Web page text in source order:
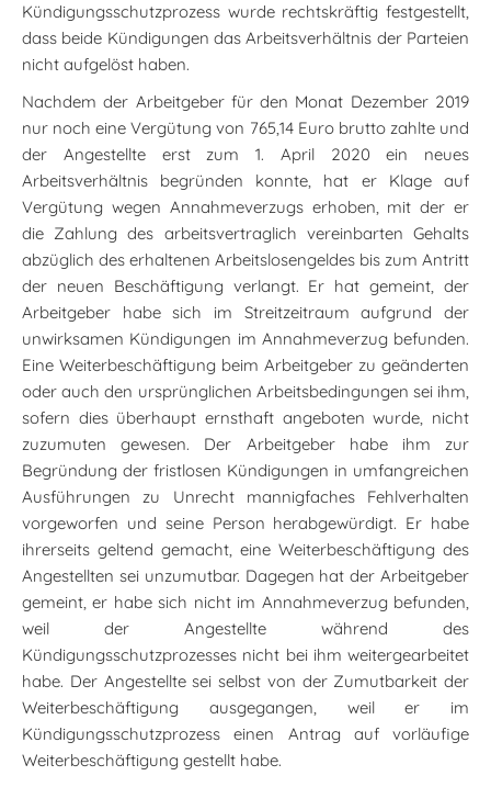
Kündigungsschutzprozess wurde rechtskräftig festgestellt,
dass beide Kündigungen das Arbeitsverhältnis der Parteien
nicht aufgelöst haben.
Nachdem der Arbeitgeber für den Monat Dezember 2019
nur noch eine Vergütung von 765,14 Euro brutto zahlte und
der Angestellte erst zum 1. April 2020 ein neues
Arbeitsverhältnis begründen konnte, hat er Klage auf
Vergütung wegen Annahmeverzugs erhoben, mit der er
die Zahlung des arbeitsvertraglich vereinbarten Gehalts
abzüglich des erhaltenen Arbeitslosengeldes bis zum Antritt
der neuen Beschäftigung verlangt. Er hat gemeint, der
Arbeitgeber habe sich im Streitzeitraum aufgrund der
unwirksamen Kündigungen im Annahmeverzug befunden.
Eine Weiterbeschäftigung beim Arbeitgeber zu geänderten
oder auch den ursprünglichen Arbeitsbedingungen sei ihm,
sofern dies überhaupt ernsthaft angeboten wurde, nicht
zuzumuten gewesen. Der Arbeitgeber habe ihm zur
Begründung der fristlosen Kündigungen in umfangreichen
Ausführungen zu Unrecht mannigfaches Fehlverhalten
vorgeworfen und seine Person herabgewürdigt. Er habe
ihrerseits geltend gemacht, eine Weiterbeschäftigung des
Angestellten sei unzumutbar. Dagegen hat der Arbeitgeber
gemeint, er habe sich nicht im Annahmeverzug befunden,
weil der Angestellte während des
Kündigungsschutzprozesses nicht bei ihm weitergearbeitet
habe. Der Angestellte sei selbst von der Zumutbarkeit der
Weiterbeschäftigung ausgegangen, weil er im
Kündigungsschutzprozess einen Antrag auf vorläufige
Weiterbeschäftigung gestellt habe.